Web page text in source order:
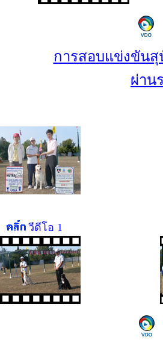
การสอบแข่งขันสุ
ผ่าน
วีดีโอ 1